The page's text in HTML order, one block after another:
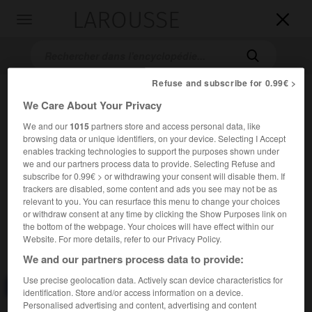


Accueil>Encyclopédie [divers]>yttrium
yttrium
(de Ytterby, nom propre)
Consulter aussi dans le dictionnaire :
Refuse and subscribe for 0.99€ >
We Care About Your Privacy
We and our1015partners store and access personal data, like
browsing data or unique identifiers, on your device. Selecting I Accept
enables tracking technologies to support the purposes shown under
we and our partners process data to provide. Selecting Refuse and
subscribe for 0.99€ > or withdrawing your consent will disable them. If
trackers are disabled, some content and ads you see may not be as
relevant to you. You can resurface this menu to change your choices
or withdraw consent at any time by clicking the Show Purposes link on
the bottom of the webpage. Your choices will have effect within our
Website. For more details, refer to our Privacy Policy.
We and our partners process data to provide:
Use precise geolocation data. Actively scan device characteristics for
identification. Store and/or access information on a device.
Personalised advertising and content, advertising and content